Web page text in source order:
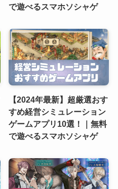
で遊べるスマホソシャゲ
【2024年最新】超厳選おす
すめ経営シミュレーション
ゲームアプリ10選！｜無料
で遊べるスマホソシャゲ